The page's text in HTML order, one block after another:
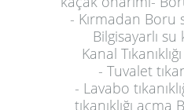
- Kırmadan Boru
Bilgisayarlı
Kanal
- Tuvalet
- Lavabo
tıkanıklığı açma